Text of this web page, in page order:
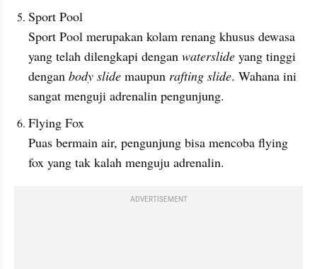
Sport Pool
Sport Pool merupakan kolam renang khusus dewasa
yang telah dilengkapi dengan waterslide yang tinggi
dengan body slide maupun rafting slide. Wahana ini
sangat menguji adrenalin pengunjung.
Flying Fox
Puas bermain air, pengunjung bisa mencoba flying
fox yang tak kalah menguju adrenalin.
ADVERTISEMENT